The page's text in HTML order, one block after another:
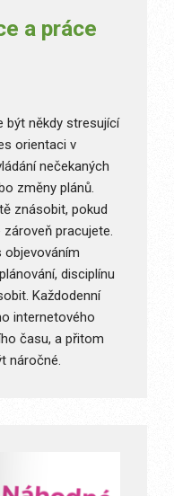
a práce
být někdy stresující
orientaci v
nečekaných
změny plánů.
znásobit, pokud
pracujete.
objevováním
disciplínu
Každodenní
internetového
času, a přitom
náročné.